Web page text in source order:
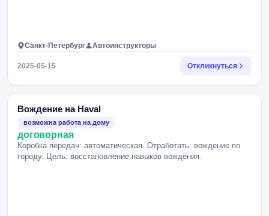
Санкт-Петербург Автоинструкторы
2025-05-15 Откликнуться
Вождение на Haval
возможна работа на дому
договорная
Коробка передач: автоматическая. Отработать: вождение по
городу. Цель: восстановление навыков вождения.